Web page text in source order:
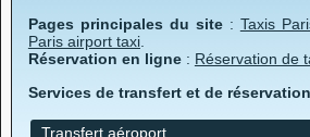
Pages principales du site: Taxis
Paris airport taxi.
Réservation en ligne: Réservation de
Services de transfert et de réservation
Transfert aéroport